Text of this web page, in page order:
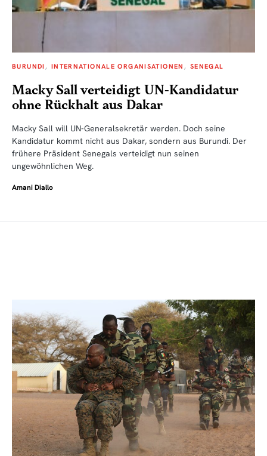
BURUNDI INTERNATIONALE ORGANISATIONEN SENEGAL
Macky Sall verteidigt UN-Kandidatur
ohne Rückhalt aus Dakar
Macky Sall will UN-Generalsekretär werden. Doch seine
Kandidatur kommt nicht aus Dakar, sondern aus Burundi. Der
frühere Präsident Senegals verteidigt nun seinen
ungewöhnlichen Weg.
Amani Diallo